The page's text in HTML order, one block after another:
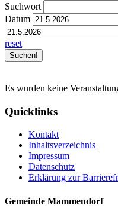
Suchwort
Datum
reset
Es wurden keine
Quicklinks
Kontakt
Inhaltsverzeichnis
Impressum
Datenschutz
Erklärung zur
Gemeinde Mammendorf